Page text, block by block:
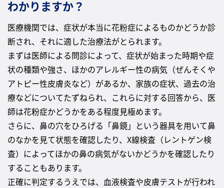
わかりますか？
医療機関では、症状が本当に花粉症によるものかどうか診
断され、それに適した治療法がとられます。
まずは医師による問診によって、症状が始まった時期や症
状の種類や強さ、ほかのアレルギー性の病気（ぜんそくや
アトピー性皮膚炎など）があるか、家族の症状、過去の治
療などについてたずねられ、これらに対する回答から、医
師は花粉症かどうかをある程度見極めます。
さらに、鼻の穴をひろげる「鼻鏡」という器具を用いて鼻
のなかを見て状態を確認したり、X線検査（レントゲン検
査）によってほかの鼻の病気がないかどうかを確認したり
することもあります。
正確に判定するうえでは、血液検査や皮膚テストが行われ